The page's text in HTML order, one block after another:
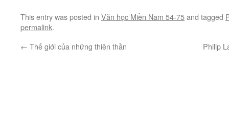
This entry was posted in Văn học Miền Nam 54-75and tagged
permalink.
← Thế giới của những thiên thần Philip